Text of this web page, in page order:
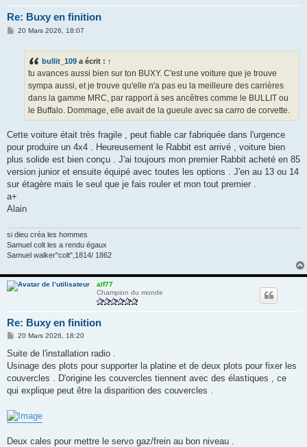
Re: Buxy en finition
M20 Mars 2026, 18:07
bullit_109 a écrit : ↑
tu avances aussi bien sur ton BUXY. C'est une voiture que je trouve
sympa aussi, et je trouve qu'elle n'a pas eu la meilleure des carrières
dans la gamme MRC, par rapport à ses ancêtres comme le BULLIT ou
le Buffalo. Dommage, elle avait de la gueule avec sa carro de corvette.
Cette voiture était très fragile , peut fiable car fabriquée dans l'urgence
pour produire un 4x4 . Heureusement le Rabbit est arrivé , voiture bien
plus solide est bien conçu . J'ai toujours mon premier Rabbit acheté en 85
version junior et ensuite équipé avec toutes les options . J'en au 13 ou 14
sur étagère mais le seul que je fais rouler et mon tout premier .
a+
Alain
si dieu créa les hommes
Samuel colt les a rendu égaux
Samuel walker"colt",1814/ 1862
alf77
Champion du monde
Re: Buxy en finition
M
s
a
g
20 Mars 2026, 18:20
Suite de l'installation radio .
Usinage des plots pour supporter la platine et de deux plots pour fixer les
couvercles . D'origine les couvercles tiennent avec des élastiques , ce
qui explique peut être la disparition des couvercles .
Deux cales pour mettre le servo gaz/frein au bon niveau .